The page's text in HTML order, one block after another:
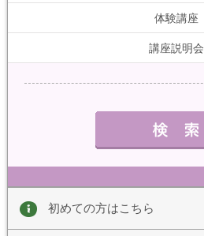
体験講座
講座説明会
初めての方はこちら